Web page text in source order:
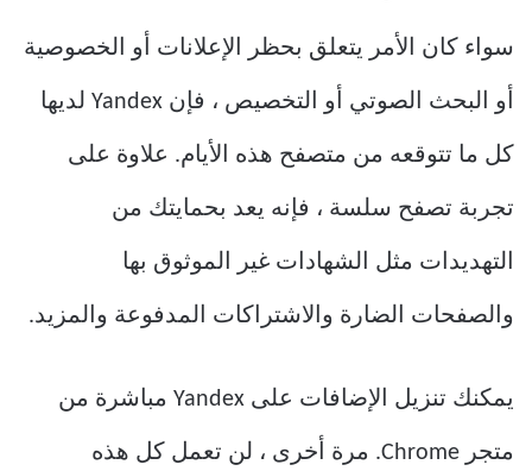
سواء كان الأمر يتعلق بحظر الإعلانات أو الخصوصية
أو البحث الصوتي أو التخصيص ، فإن Yandex لديها
كل ما تتوقعه من متصفح هذه الأيام. علاوة على
تجربة تصفح سلسة ، فإنه يعد بحمايتك من
التهديدات مثل الشهادات غير الموثوق بها
والصفحات الضارة والاشتراكات المدفوعة والمزيد.
يمكنك تنزيل الإضافات على Yandex مباشرة من
متجر Chrome. مرة أخرى ، لن تعمل كل هذه